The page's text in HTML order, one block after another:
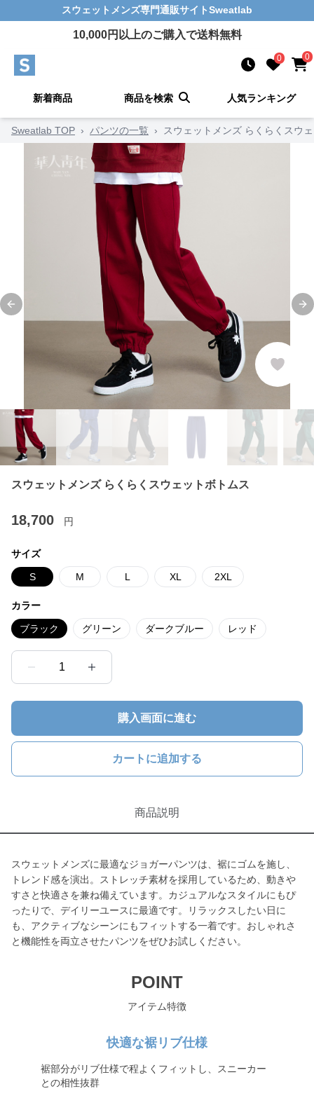
スウェットメンズ専門通販サイトSweatlab
10,000円以上のご購入で送料無料
0 0
新着商品 商品を検索 人気ランキング
Sweatlab TOP › パンツの一覧 › スウェットメンズ らくらくスウ
Previous slide
スウェットメンズ らくらくスウェットボトムス
18,700 円
サイズ
S M L XL 2XL
カラー
ブラック グリーン ダークブルー レッド
1
購入画面に進む
カートに追加する
商品説明
スウェットメンズに最適なジョガーパンツは、裾にゴムを施し、
トレンド感を演出。ストレッチ素材を採用しているため、動きや
すさと快適さを兼ね備えています。カジュアルなスタイルにもぴ
ったりで、デイリーユースに最適です。リラックスしたい日に
も、アクティブなシーンにもフィットする一着です。おしゃれさ
と機能性を両立させたパンツをぜひお試しください。
POINT
アイテム特徴
快適な裾リブ仕様
裾部分がリブ仕様で程よくフィットし、スニーカー
との相性抜群